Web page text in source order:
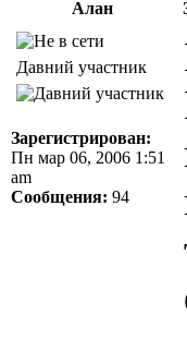
Алан
Давний участник
Зарегистрирован:
Пн мар 06, 2006 1:51
am
Сообщения: 94